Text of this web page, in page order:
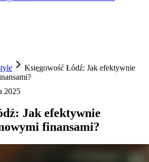
Księgowość Łódź: Jak efektywnie
2025
Jak efektywnie
finansami?